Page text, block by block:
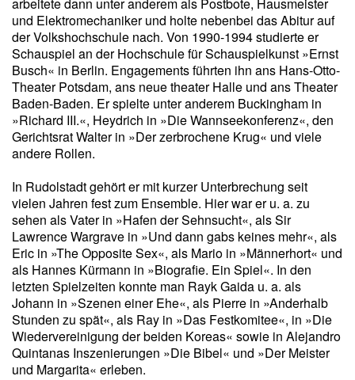
und Elektromechaniker und holte nebenbei das Abitur auf
der Volkshochschule nach. Von 1990-1994 studierte er
Schauspiel an der Hochschule für Schauspielkunst »Ernst
Busch« in Berlin. Engagements führten ihn ans Hans-Otto-
Theater Potsdam, ans neue theater Halle und ans Theater
Baden-Baden. Er spielte unter anderem Buckingham in
»Richard III.«, Heydrich in »Die Wannseekonferenz«, den
Gerichtsrat Walter in »Der zerbrochene Krug« und viele
andere Rollen.
In Rudolstadt gehört er mit kurzer Unterbrechung seit
vielen Jahren fest zum Ensemble. Hier war er u. a. zu
sehen als Vater in »Hafen der Sehnsucht«, als Sir
Lawrence Wargrave in »Und dann gabs keines mehr«, als
Eric in »The Opposite Sex«, als Mario in »Männerhort« und
als Hannes Kürmann in »Biografie. Ein Spiel«. In den
letzten Spielzeiten konnte man Rayk Gaida u. a. als
Johann in »Szenen einer Ehe«, als Pierre in »Anderhalb
Stunden zu spät«, als Ray in »Das Festkomitee«, in »Die
Wiedervereinigung der beiden Koreas« sowie in Alejandro
Quintanas Inszenierungen »Die Bibel« und »Der Meister
und Margarita« erleben.